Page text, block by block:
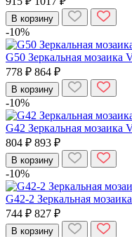
В корзину
-10%
G50 Зеркальная мозаика
778 ₽ 864 ₽
В корзину
-10%
G42 Зеркальная мозаика
804 ₽ 893 ₽
В корзину
-10%
G42-2 Зеркальная
744 ₽ 827 ₽
В корзину